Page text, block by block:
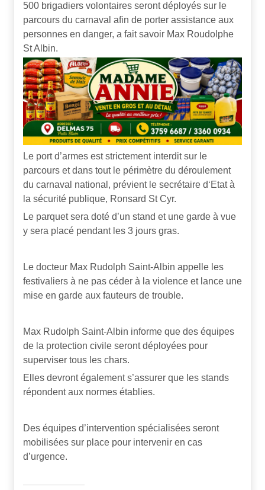
500 brigadiers volontaires seront déployés sur le
parcours du carnaval afin de porter assistance aux
personnes en danger, a fait savoir Max Roudolphe
St Albin.
Le port d’armes est strictement interdit sur le
parcours et dans tout le périmètre du déroulement
du carnaval national, prévient le secrétaire d‘Etat à
la sécurité publique, Ronsard St Cyr.
Le parquet sera doté d’un stand et une garde à vue
y sera placé pendant les 3 jours gras.
Le docteur Max Rudolph Saint-Albin appelle les
festivaliers à ne pas céder à la violence et lance une
mise en garde aux fauteurs de trouble.
Max Rudolph Saint-Albin informe que des équipes
de la protection civile seront déployées pour
superviser tous les chars.
Elles devront également s’assurer que les stands
répondent aux normes établies.
Des équipes d’intervention spécialisées seront
mobilisées sur place pour intervenir en cas
d’urgence.